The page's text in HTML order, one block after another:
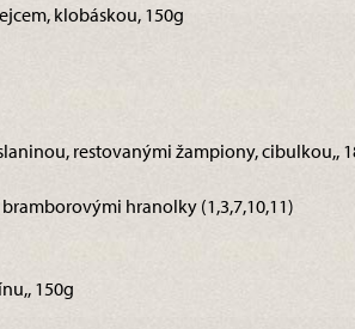
klobáskou, 150g
restovanými žampiony, cibulkou,,
hranolky (1,3,7,10,11)
150g